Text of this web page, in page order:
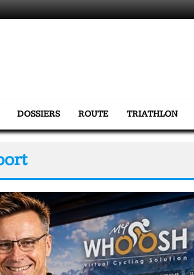
DOSSIERS ROUTE TRIATHLON